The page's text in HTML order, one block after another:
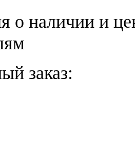
о наличии и
заказ: